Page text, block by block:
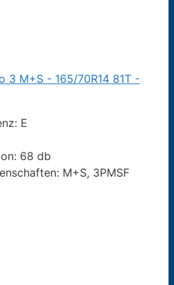
3 M+S - 165/70R14 81T -
E
68 db
M+S, 3PMSF